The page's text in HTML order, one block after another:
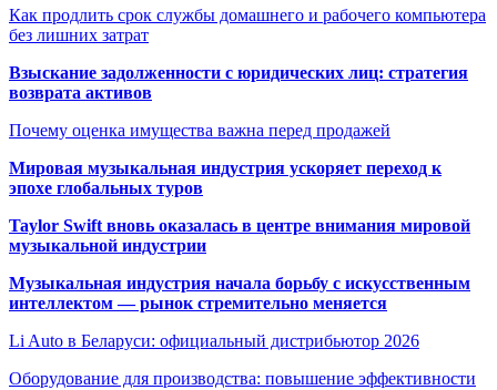
Как продлить срок службы домашнего и рабочего компьютера
без лишних затрат
Взыскание задолженности с юридических лиц: стратегия
возврата активов
Почему оценка имущества важна перед продажей
Мировая музыкальная индустрия ускоряет переход к
эпохе глобальных туров
Taylor Swift вновь оказалась в центре внимания мировой
музыкальной индустрии
Музыкальная индустрия начала борьбу с искусственным
интеллектом — рынок стремительно меняется
Li Auto в Беларуси: официальный дистрибьютор 2026
Оборудование для производства: повышение эффективности